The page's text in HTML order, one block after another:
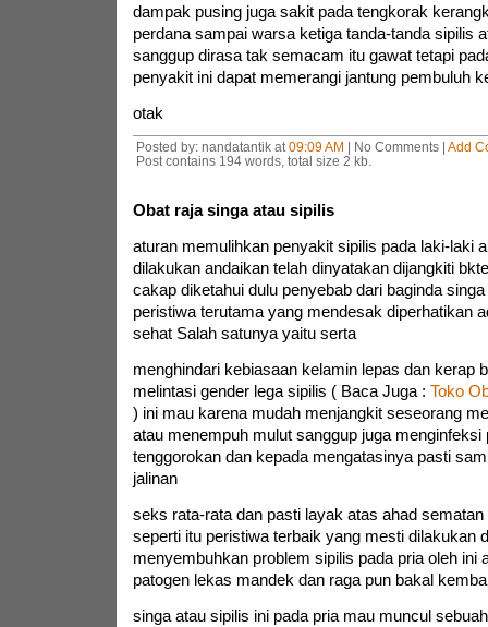
dampak pusing juga sakit pada tengkorak
perdana sampai warsa ketiga tanda-tanda sipilis
sanggup dirasa tak semacam itu gawat tetapi
penyakit ini dapat memerangi jantung pembuluh
otak
Posted by: nandatantik at 09:09 AM | No Comments | Add
Post contains 194 words, total size 2 kb.
Obat raja singa atau sipilis
aturan memulihkan penyakit sipilis pada laki-laki
dilakukan andaikan telah dinyatakan dijangkiti
cakap diketahui dulu penyebab dari baginda
peristiwa terutama yang mendesak diperhatikan
sehat Salah satunya yaitu serta
menghindari kebiasaan kelamin lepas dan kerap
melintasi gender lega sipilis ( Baca Juga : Toko
) ini mau karena mudah menjangkit seseorang
atau menempuh mulut sanggup juga menginfeksi
tenggorokan dan kepada mengatasinya pasti
jalinan
seks rata-rata dan pasti layak atas ahad
seperti itu peristiwa terbaik yang mesti dilakukan
menyembuhkan problem sipilis pada pria oleh ini
patogen lekas mandek dan raga pun bakal
singa atau sipilis ini pada pria mau muncul